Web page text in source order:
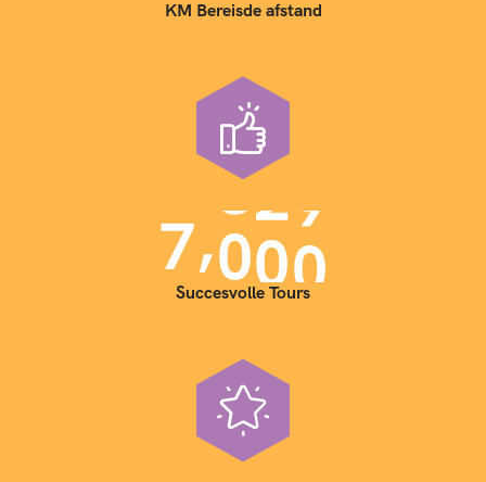
KM Bereisde afstand
7,000
Succesvolle Tours